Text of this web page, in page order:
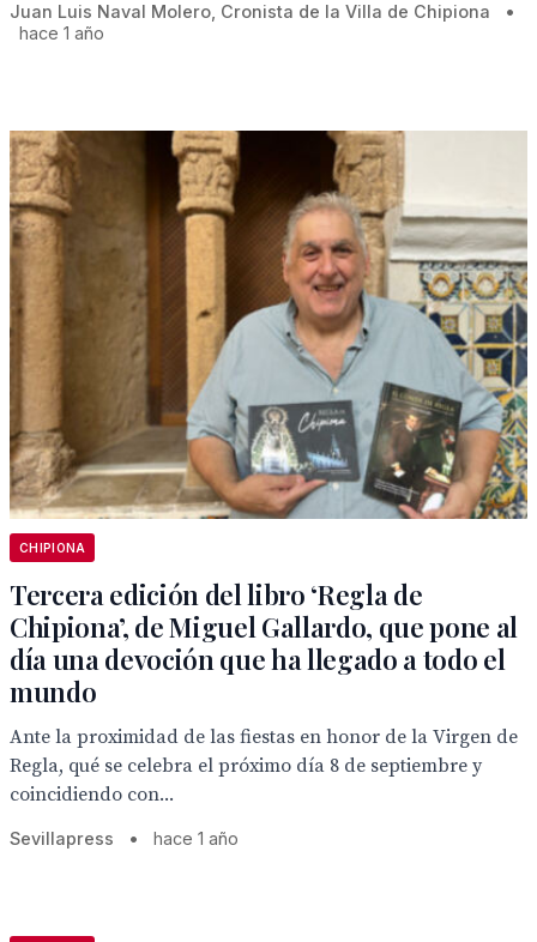
Juan Luis Naval Molero, Cronista de la Villa de Chipiona
•
hace 1 año
CHIPIONA
Tercera edición del libro ‘Regla de
Chipiona’, de Miguel Gallardo, que pone al
día una devoción que ha llegado a todo el
mundo
Ante la proximidad de las fiestas en honor de la Virgen de
Regla, qué se celebra el próximo día 8 de septiembre y
coincidiendo con...
Sevillapress • hace 1 año